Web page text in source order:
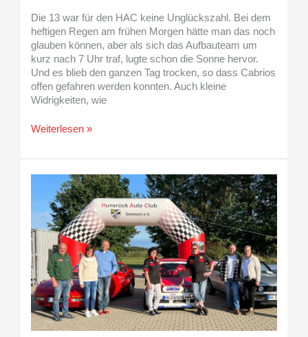
Die 13 war für den HAC keine Unglückszahl. Bei dem
heftigen Regen am frühen Morgen hätte man das noch
glauben können, aber als sich das Aufbauteam um
kurz nach 7 Uhr traf, lugte schon die Sonne hervor.
Und es blieb den ganzen Tag trocken, so dass Cabrios
offen gefahren werden konnten. Auch kleine
Widrigkeiten, wie
Weiterlesen »
Classic
Teams
erfolgreich